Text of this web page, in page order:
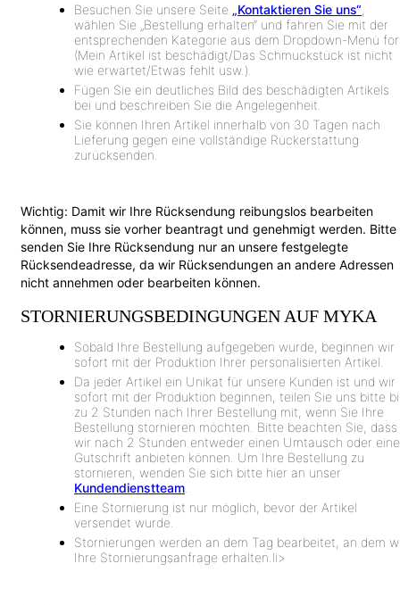
Besuchen Sie unsere Seite „Kontaktieren Sie uns“
wählen Sie „Bestellung erhalten“ und fahren Sie mit der
entsprechenden Kategorie aus dem Dropdown-Menü
(Mein Artikel ist beschädigt/Das Schmuckstück ist nicht
wie erwartet/Etwas fehlt usw.).
Fügen Sie ein deutliches Bild des beschädigten Artikels
bei und beschreiben Sie die Angelegenheit.
Sie können Ihren Artikel innerhalb von 30 Tagen nach
Lieferung gegen eine vollständige Rückerstattung
zurücksenden.
Wichtig: Damit wir Ihre Rücksendung reibungslos bearbeiten
können, muss sie vorher beantragt und genehmigt werden. Bitte
senden Sie Ihre Rücksendung nur an unsere festgelegte
Rücksendeadresse, da wir Rücksendungen an andere Adressen
nicht annehmen oder bearbeiten können.
STORNIERUNGSBEDINGUNGEN AUF MYKA
Sobald Ihre Bestellung aufgegeben wurde, beginnen wir
sofort mit der Produktion Ihrer personalisierten Artikel.
Da jeder Artikel ein Unikat für unsere Kunden ist und wir
sofort mit der Produktion beginnen, teilen Sie uns bitte
zu 2 Stunden nach Ihrer Bestellung mit, wenn Sie Ihre
Bestellung stornieren möchten. Bitte beachten Sie, dass
wir nach 2 Stunden entweder einen Umtausch oder eine
Gutschrift anbieten können. Um Ihre Bestellung zu
stornieren, wenden Sie sich bitte hier an unser
Kundendienstteam
Eine Stornierung ist nur möglich, bevor der Artikel
versendet wurde.
Stornierungen werden an dem Tag bearbeitet, an dem
Ihre Stornierungsanfrage erhalten.li>